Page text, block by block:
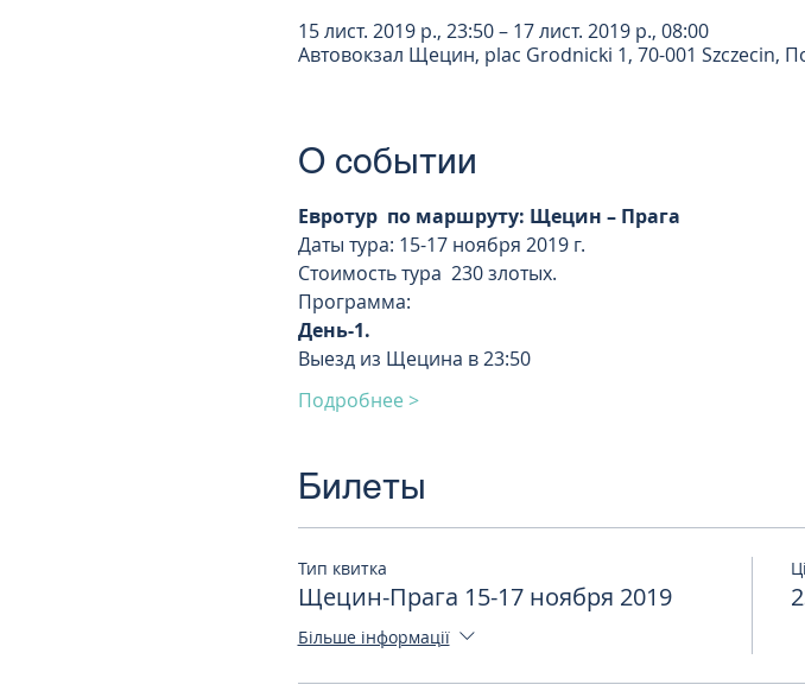
15 лист. 2019 р., 23:50 – 17 лист. 2019 р., 08:00
Автовокзал Щецин, plac Grodnicki 1, 70-001 Szczecin,
О событии
Евротур  по маршруту: Щецин – Прага
Даты тура: 15-17 ноября 2019 г.
Стоимость тура  230 злотых.
Программа:
День-1.
Выезд из Щецина в 23:50
Подробнее >
Билеты
Тип квитка
Щецин-Прага 15-17 ноября 2019
Більше інформації